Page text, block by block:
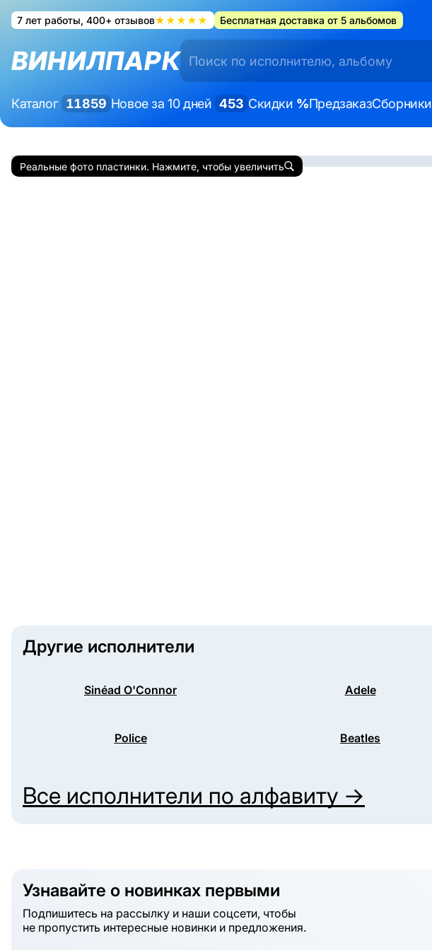
7 лет работы, 400+ отзывов★★★★★ Бесплатная доставка от 5 альбомов
ВИНИЛПАРК
Каталог 11859 Новое за 10 дней 453 Скидки %ПредзаказСборники
Реальные фото пластинки. Нажмите, чтобы увеличить
Другие исполнители
Sinéad O'Connor Adele
Police Beatles
Все исполнители по алфавиту →
Узнавайте о новинках первыми
Подпишитесь на рассылку и наши соцсети, чтобы
не пропустить интересные новинки и предложения.